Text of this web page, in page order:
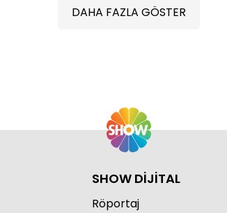
DAHA FAZLA GÖSTER
SHOW DİJİTAL
Röportaj